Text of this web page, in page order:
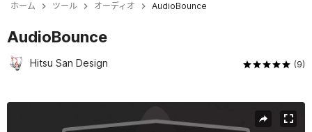
ホーム ツール オーディオ AudioBounce
AudioBounce
Hitsu San Design (9)